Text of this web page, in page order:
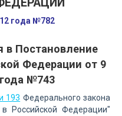
года №782
в Постановление
Федерации от 9
№743
193 Федерального закона
Российской Федерации"